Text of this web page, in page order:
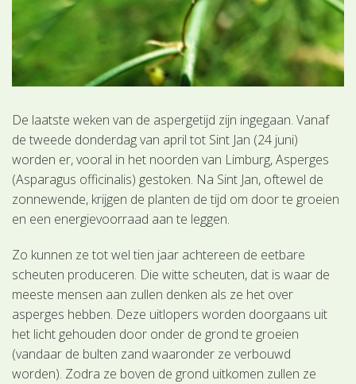
De laatste weken van de aspergetijd zijn ingegaan. Vanaf
de tweede donderdag van april tot Sint Jan (24 juni)
worden er, vooral in het noorden van Limburg, Asperges
(Asparagus officinalis) gestoken. Na Sint Jan, oftewel de
zonnewende, krijgen de planten de tijd om door te groeien
en een energievoorraad aan te leggen.
Zo kunnen ze tot wel tien jaar achtereen de eetbare
scheuten produceren. Die witte scheuten, dat is waar de
meeste mensen aan zullen denken als ze het over
asperges hebben. Deze uitlopers worden doorgaans uit
het licht gehouden door onder de grond te groeien
(vandaar de bulten zand waaronder ze verbouwd
worden). Zodra ze boven de grond uitkomen zullen ze